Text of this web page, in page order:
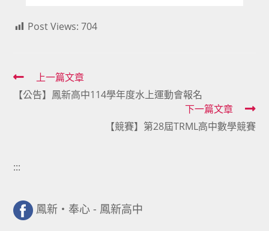
Post Views: 704
Read
more
上一篇文章
【公告】鳳新高中114學年度水上運動會報名
下一篇文章
【競賽】第28屆TRML高中數學競賽
:::
鳳新・奉心 - 鳳新高中